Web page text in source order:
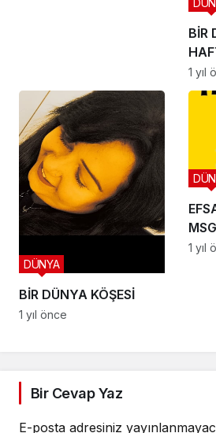
BİR
İLE
1 yıl
BİR DÜNYA KÖŞESİ
DÜNYA
1 yıl önce
1 yıl
Bir Cevap Yaz
E-posta adresiniz